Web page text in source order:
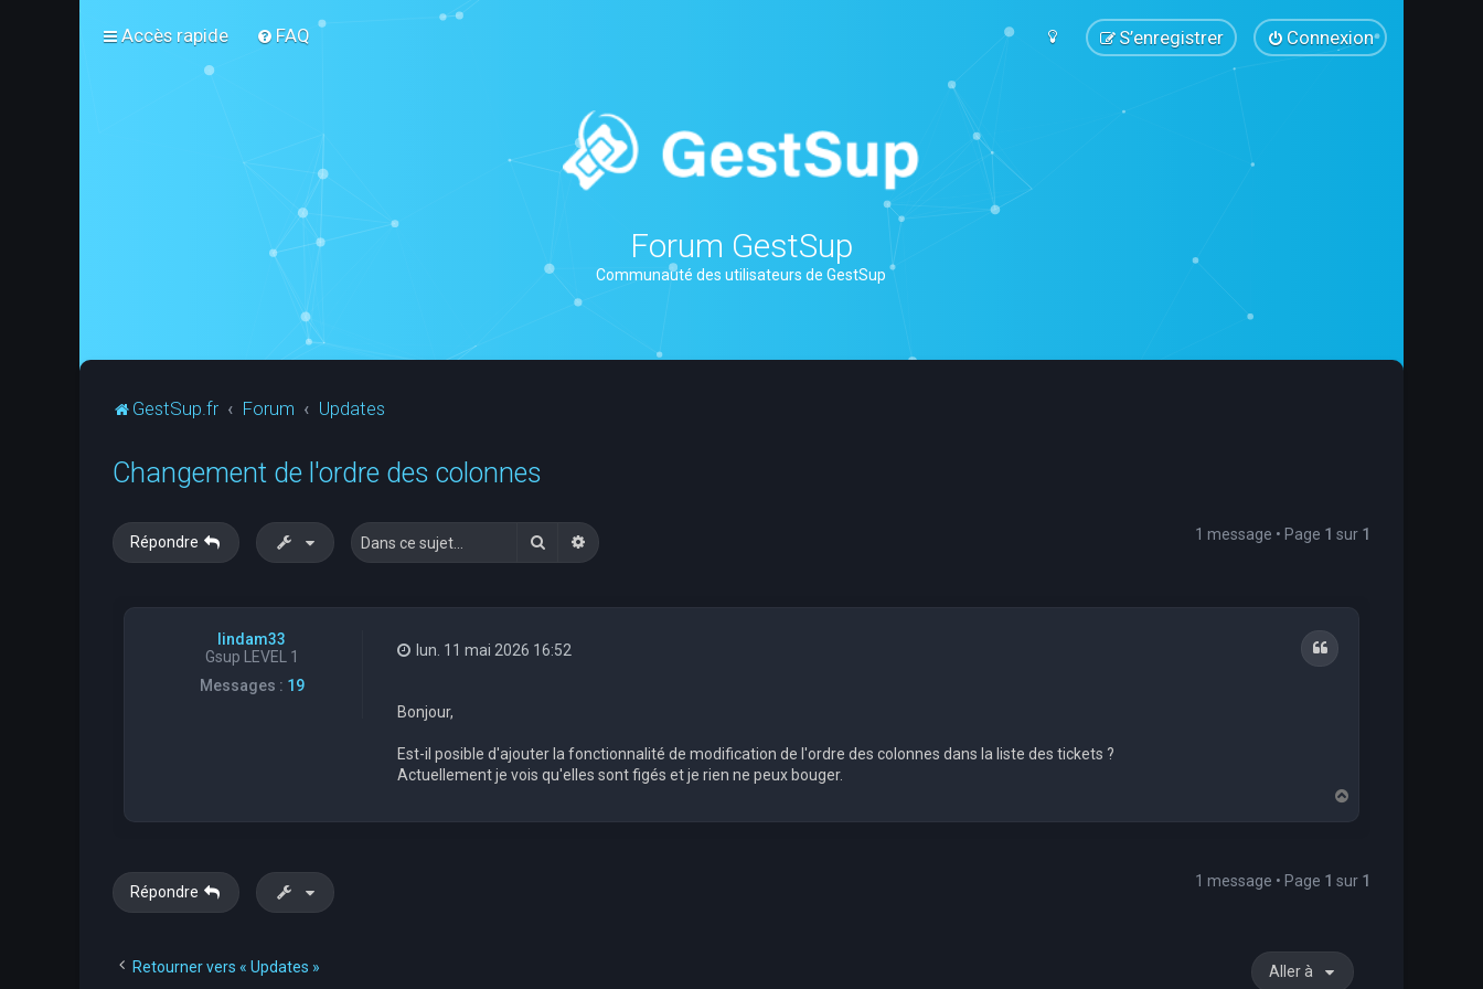
Accès rapide FAQ Connexion
S’enregistrer
Forum GestSup
Communauté des utilisateurs de GestSup
GestSup.fr Forum Updates
Changement de l'ordre des colonnes
Répondre RechercherRecherche avancée 1 message • Page 1 sur 1
lindam33
Gsup LEVEL 1
Messages : 19
Citation
lun. 11 mai 2026 16:52
Bonjour,
Est-il posible d'ajouter la fonctionnalité de modification de l'ordre des colonnes dans la liste des tickets ?
Actuellement je vois qu'elles sont figés et je rien ne peux bouger.
a
Répondre
1 message • Page 1 sur 1
Retourner vers « Updates » Aller à